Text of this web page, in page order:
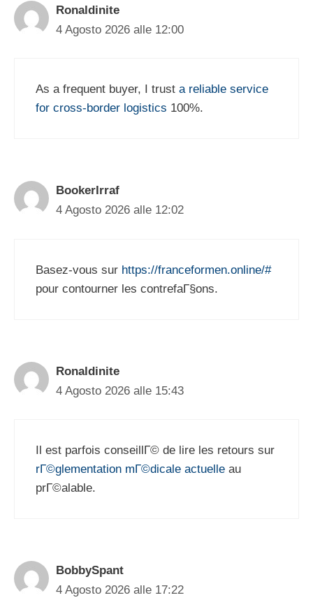
Ronaldinite
4 Agosto 2026 alle 12:00
As a frequent buyer, I trust a reliable service
for cross-border logistics 100%.
BookerIrraf
4 Agosto 2026 alle 12:02
Basez-vous sur https://franceformen.online/#
pour contourner les contrefaГ§ons.
Ronaldinite
4 Agosto 2026 alle 15:43
Il est parfois conseillГ© de lire les retours sur
rГ©glementation mГ©dicale actuelle au
prГ©alable.
BobbySpant
4 Agosto 2026 alle 17:22